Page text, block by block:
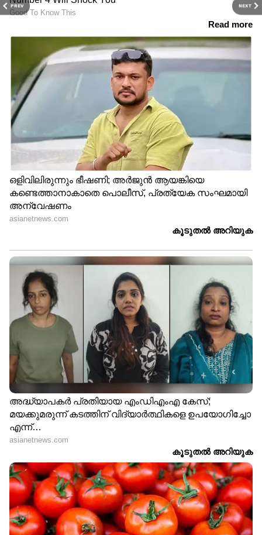
PREV NEXT